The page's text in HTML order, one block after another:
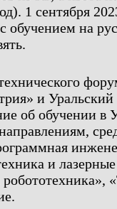
1 сентября
обучением на
и
об обучении
и